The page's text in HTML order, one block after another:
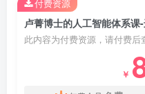
卢菁博士的人工智能体系课
此内容为付费资源，请付费后
￥
付费资源